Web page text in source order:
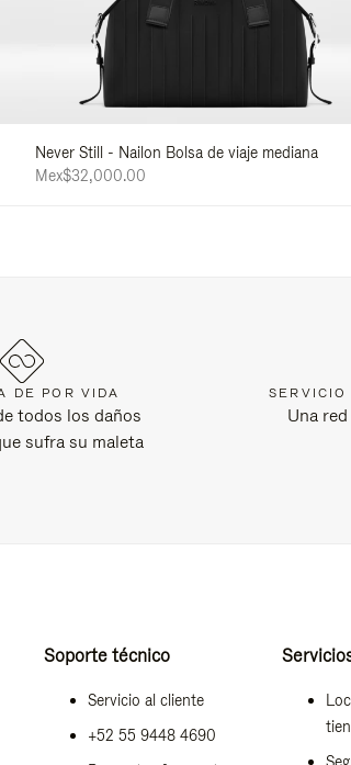
Never Still - Nailon Bolsa de viaje mediana
Mex$32,000.00
DE POR VIDA
todos los daños
sufra su maleta
Una
Soporte técnico
Servicio al cliente
+52 55 9448 4690